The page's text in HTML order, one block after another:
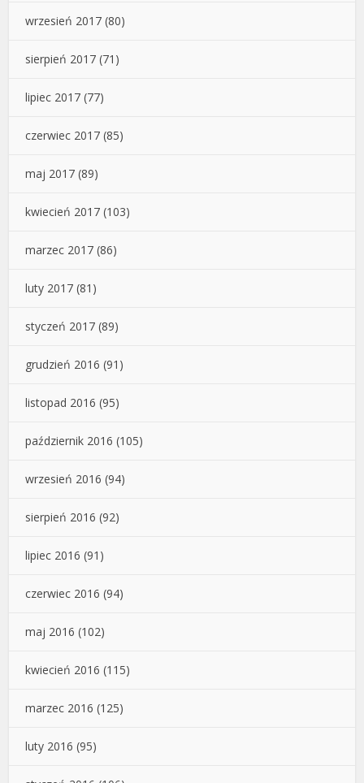
wrzesień 2017 (80)
sierpień 2017 (71)
lipiec 2017 (77)
czerwiec 2017 (85)
maj 2017 (89)
kwiecień 2017 (103)
marzec 2017 (86)
luty 2017 (81)
styczeń 2017 (89)
grudzień 2016 (91)
listopad 2016 (95)
październik 2016 (105)
wrzesień 2016 (94)
sierpień 2016 (92)
lipiec 2016 (91)
czerwiec 2016 (94)
maj 2016 (102)
kwiecień 2016 (115)
marzec 2016 (125)
luty 2016 (95)